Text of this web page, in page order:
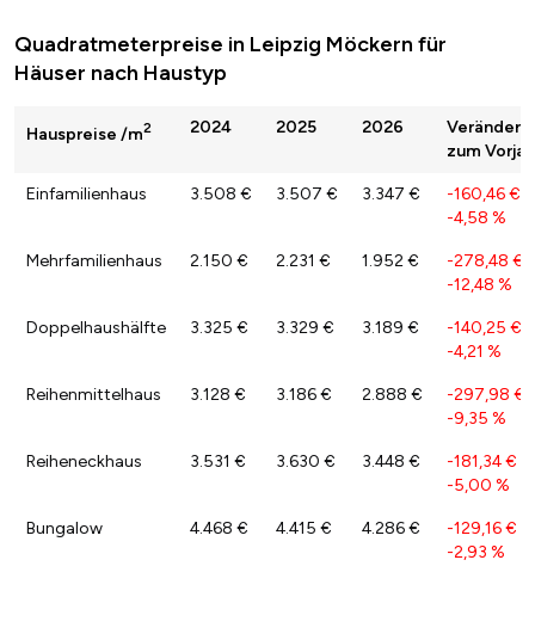
Quadratmeterpreise in Leipzig Möckern für
Häuser nach Haustyp
Hauspreise /m2 2024 2025 2026
zum
Einfamilienhaus 3.508 € 3.507 € 3.347 € -160,46 €
-4,58 %
Mehrfamilienhaus 2.150 € 2.231 € 1.952 € -278,48 €
-12,48 %
Doppelhaushälfte 3.325 € 3.329 € 3.189 € -140,25 €
-4,21 %
Reihenmittelhaus 3.128 € 3.186 € 2.888 € -297,98 €
-9,35 %
Reiheneckhaus 3.531 € 3.630 € 3.448 € -181,34 €
-5,00 %
Bungalow 4.468 € 4.415 € 4.286 € -129,16 €
-2,93 %